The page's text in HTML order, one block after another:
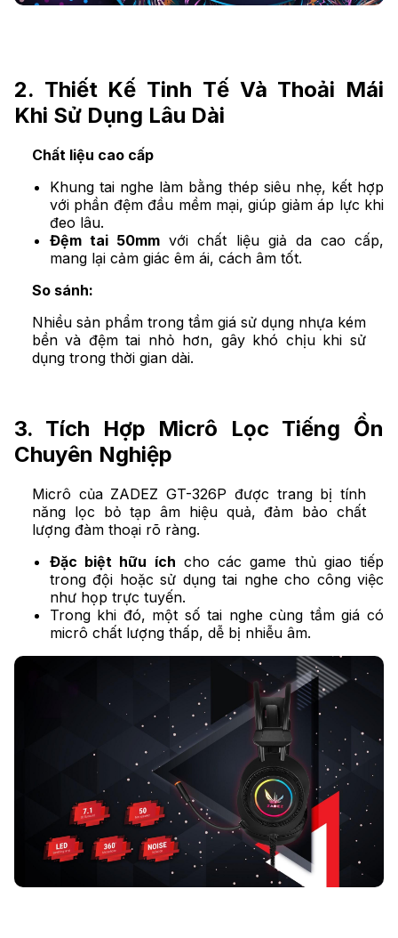
2. Thiết Kế Tinh Tế Và Thoải Mái
Khi Sử Dụng Lâu Dài
Chất liệu cao cấp
Khung tai nghe làm bằng thép siêu nhẹ, kết hợp
với phần đệm đầu mềm mại, giúp giảm áp lực khi
đeo lâu.
Đệm tai 50mm với chất liệu giả da cao cấp,
mang lại cảm giác êm ái, cách âm tốt.
So sánh:
Nhiều sản phẩm trong tầm giá sử dụng nhựa kém
bền và đệm tai nhỏ hơn, gây khó chịu khi sử
dụng trong thời gian dài.
3. Tích Hợp Micrô Lọc Tiếng Ồn
Chuyên Nghiệp
Micrô của ZADEZ GT-326P được trang bị tính
năng lọc bỏ tạp âm hiệu quả, đảm bảo chất
lượng đàm thoại rõ ràng.
Đặc biệt hữu ích cho các game thủ giao tiếp
trong đội hoặc sử dụng tai nghe cho công việc
như họp trực tuyến.
Trong khi đó, một số tai nghe cùng tầm giá có
micrô chất lượng thấp, dễ bị nhiễu âm.